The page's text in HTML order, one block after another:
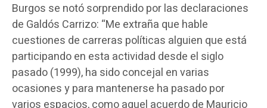
Burgos se notó sorprendido por las declaraciones
de Galdós Carrizo: “Me extraña que hable
cuestiones de carreras políticas alguien que está
participando en esta actividad desde el siglo
pasado (1999), ha sido concejal en varias
ocasiones y para mantenerse ha pasado por
varios espacios, como aquel acuerdo de Mauricio